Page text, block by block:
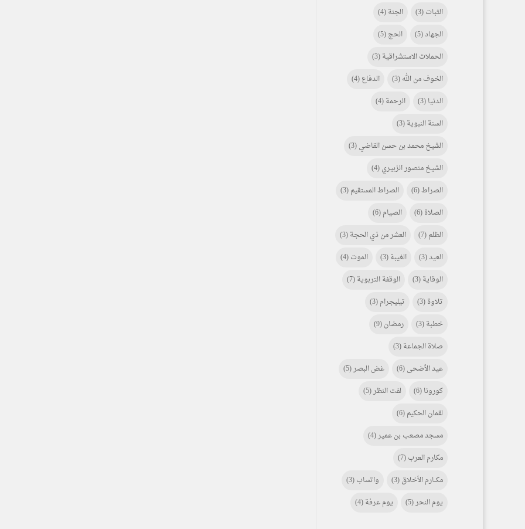
الثبات(3) الجنة(4)
الجهاد(5) الحج(5)
الحملات الاستشراقية(3)
الخوف من الله(3) الدفاع(4)
الدنيا(3) الرحمة(4)
السنة النبوية(3)
الشيخ محمد بن حسن القاضي(3)
الشيخ منصور الزبيري(4)
الصراط(6) الصراط المستقيم(3)
الصلاة(6) الصيام(6)
الظلم(7) العشر من ذي الحجة(3)
العيد(3) الغيبة(3) الموت(4)
الوقاية(3) الوقفة التربوية(7)
تلاوة(3) تيليجرام(3)
خطبة(3) رمضان(9)
صلاة الجماعة(3)
عيد الأضحى(6) غض البصر(5)
كورونا(6) لفت النظر(5)
لقمان الحكيم(6)
مسجد مصعب بن عمير(4)
مكارم العرب(7)
مكـــارم الأخلاق(3) واتساب(3)
يوم النحر(5) يوم عرفة(4)